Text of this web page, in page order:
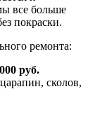
все больше
покраски.
ремонта:
руб.
сколов,